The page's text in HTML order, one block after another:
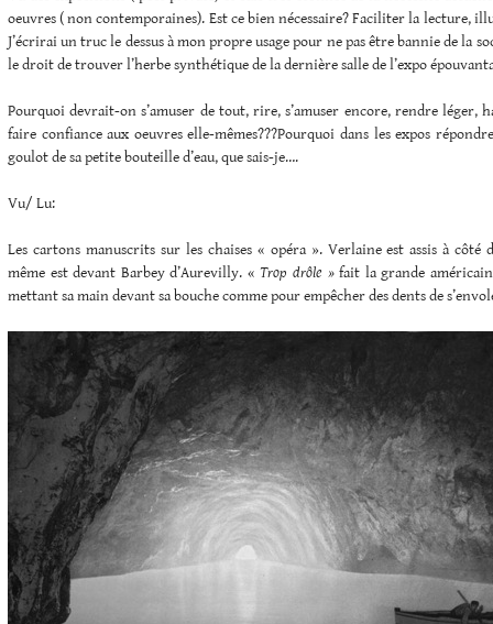
oeuvres ( non contemporaines). Est ce bien nécessaire? Faciliter la lecture,
J’écrirai un truc le dessus à mon propre usage pour ne pas être bannie de la
le droit de trouver l’herbe synthétique de la dernière salle de l’expo
Pourquoi devrait-on s’amuser de tout, rire, s’amuser encore, rendre léger,
faire confiance aux oeuvres elle-mêmes???Pourquoi dans les expos
goulot de sa petite bouteille d’eau, que sais-je….
Vu/ Lu:
Les cartons manuscrits sur les chaises « opéra ». Verlaine est assis à
même est devant Barbey d’Aurevilly. «Trop drôle »fait la grande
mettant sa main devant sa bouche comme pour empêcher des dents de